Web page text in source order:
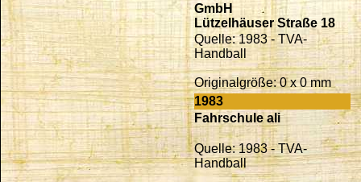
GmbH
Lützelhäuser Straße 18
Quelle: 1983 - TVA-
Handball
Originalgröße: 0 x 0 mm
1983
Fahrschule ali
Quelle: 1983 - TVA-
Handball